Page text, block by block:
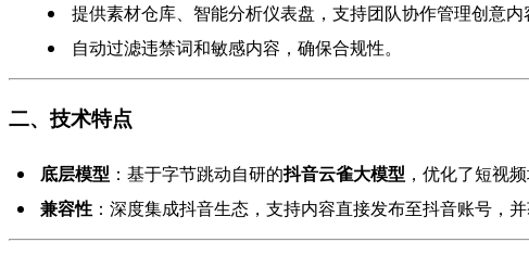
提供素材仓库、智能分析仪表盘，支持团队协作管理创意内
自动过滤违禁词和敏感内容，确保合规性。
二、技术特点
底层模型 ：基于字节跳动自研的抖音云雀大模型 ，优化了短视
兼容性：深度集成抖音生态，支持内容直接发布至抖音账号，并